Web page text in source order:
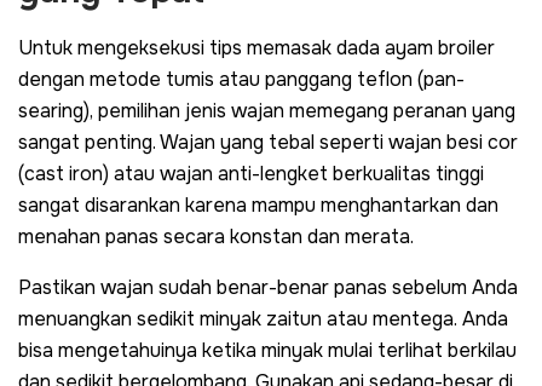
Untuk mengeksekusi tips memasak dada ayam broiler
dengan metode tumis atau panggang teflon (pan-
searing), pemilihan jenis wajan memegang peranan yang
sangat penting. Wajan yang tebal seperti wajan besi cor
(cast iron) atau wajan anti-lengket berkualitas tinggi
sangat disarankan karena mampu menghantarkan dan
menahan panas secara konstan dan merata.
Pastikan wajan sudah benar-benar panas sebelum Anda
menuangkan sedikit minyak zaitun atau mentega. Anda
bisa mengetahuinya ketika minyak mulai terlihat berkilau